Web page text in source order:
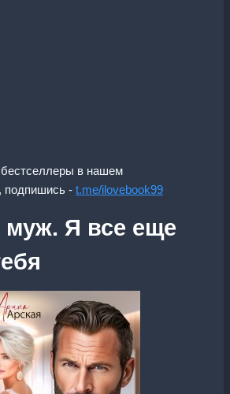
в нашем
подпишись - t.me/ilovebook99
Я все еще